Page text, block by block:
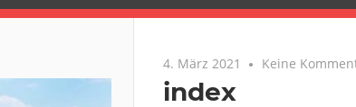
4. März 2021 Keine
index